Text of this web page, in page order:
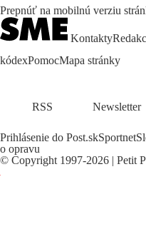
Prepnúť na mobilnú verziu
Kontakty
kódexPomocMapa stránky
RSS Newsletter
Prihlásenie do Post.skSportnet
o opravu
© Copyright 1997-2026 | Petit